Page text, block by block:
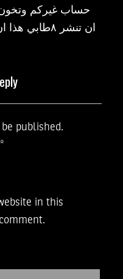
حساب غيركم وتخون ن
ان تنشر
published.
*
in this